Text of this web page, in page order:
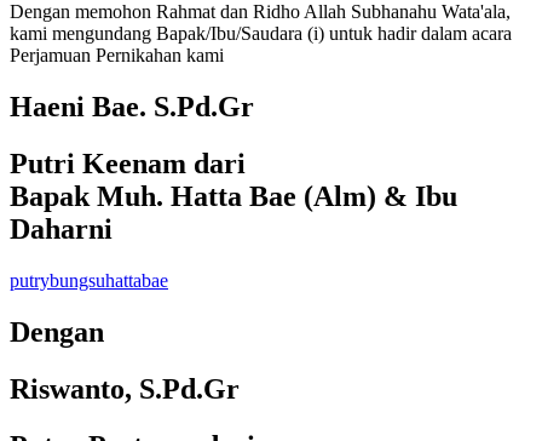
Dengan memohon Rahmat dan Ridho Allah Subhanahu Wata'ala,
kami mengundang Bapak/Ibu/Saudara (i) untuk hadir dalam acara
Perjamuan Pernikahan kami
Haeni Bae. S.Pd.Gr
Putri Keenam dari
Bapak Muh. Hatta Bae (Alm) & Ibu
Daharni
putrybungsuhattabae
Dengan
Riswanto, S.Pd.Gr